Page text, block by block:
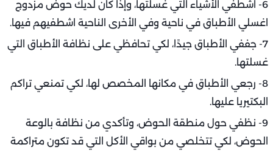
6- اشطفي الأشياء التي غسلتها، وإذا كان لديك حوض مزدوج
اغسلي الأطباق في ناحية وفي الأخرى الناحية اشطفيهم فيها.
7- جففي الأطباق جيدًا، لكي تحافظي على نظافة الأطباق التي
غسلتها.
8- رجعي الأطباق في مكانها المخصص لها، لكي تمنعي تراكم
البكتيريا عليها.
9- نظفي حول منطقة الحوض، وتأكدي من نظافة بالوعة
الحوض، لكي تتخلصي من بواقي الأكل التي قد تكون متراكمة